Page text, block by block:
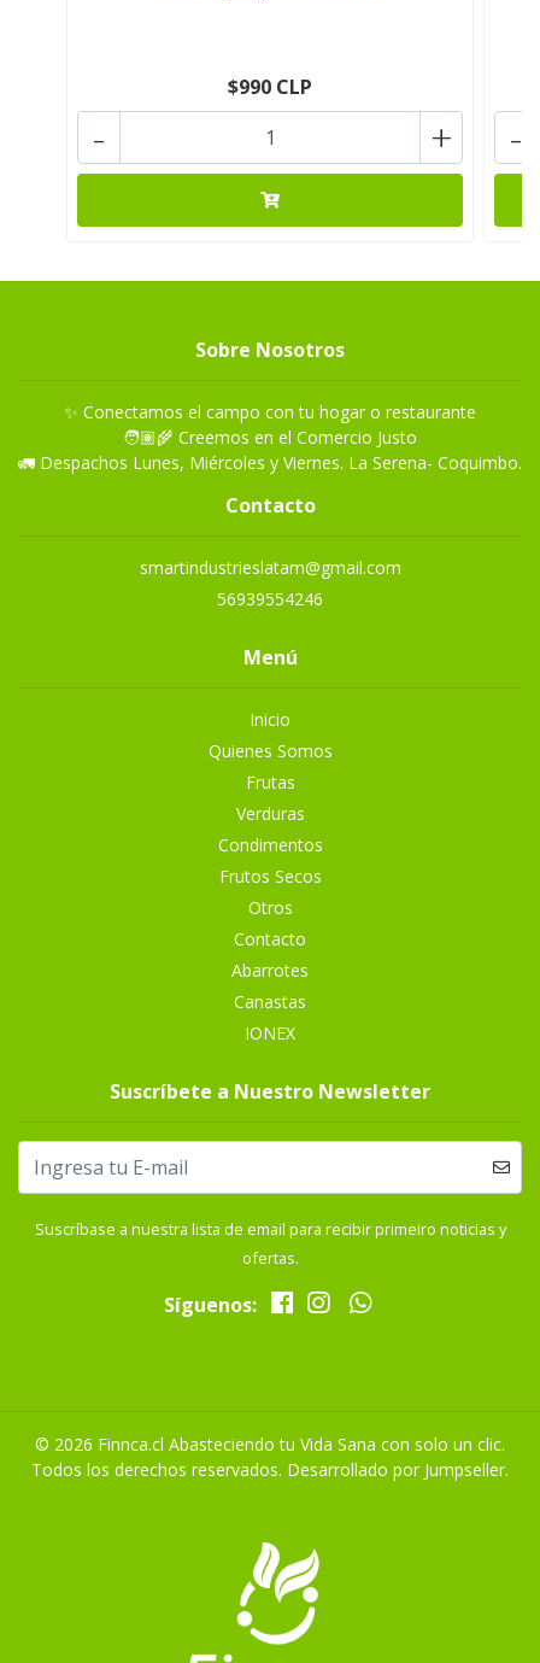
$990 CLP
+
- -
Sobre Nosotros
✨ Conectamos el campo con tu hogar o restaurante
🧑🏽‍🌾 Creemos en el Comercio Justo
🚛 Despachos Lunes, Miércoles y Viernes. La Serena- Coquimbo.
Contacto
smartindustrieslatam@gmail.com
56939554246
Menú
Inicio
Quienes Somos
Frutas
Verduras
Condimentos
Frutos Secos
Otros
Contacto
Abarrotes
Canastas
IONEX
Suscríbete a Nuestro Newsletter
Suscríbase a nuestra lista de email para recibir primeiro noticias y
ofertas.
Síguenos:
© 2026 Finnca.cl Abasteciendo tu Vida Sana con solo un clic.
Todos los derechos reservados. Desarrollado por Jumpseller.